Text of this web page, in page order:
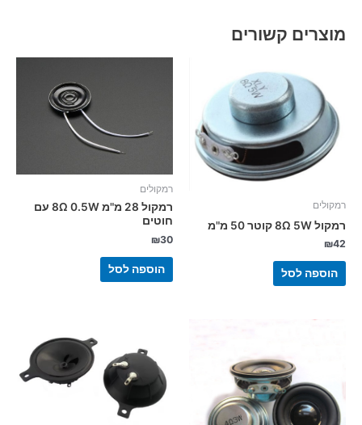
מוצרים קשורים
רמקולים
רמקול 8Ω 5W קוטר 50 מ"מ
₪42
הוספה לסל
רמקולים
רמקול 28 מ"מ 8Ω 0.5W עם
חוטים
₪30
הוספה לסל